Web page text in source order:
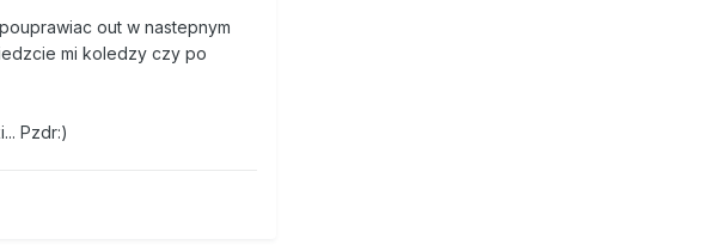
out w nastepnym
mi koledzy czy po
Pzdr:)